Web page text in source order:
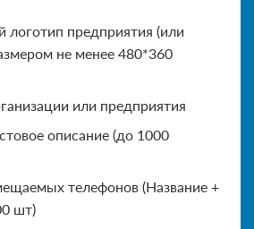
логотип предприятия (или
не менее 480*360
или предприятия
описание (до 1000
телефонов (Название +
шт)